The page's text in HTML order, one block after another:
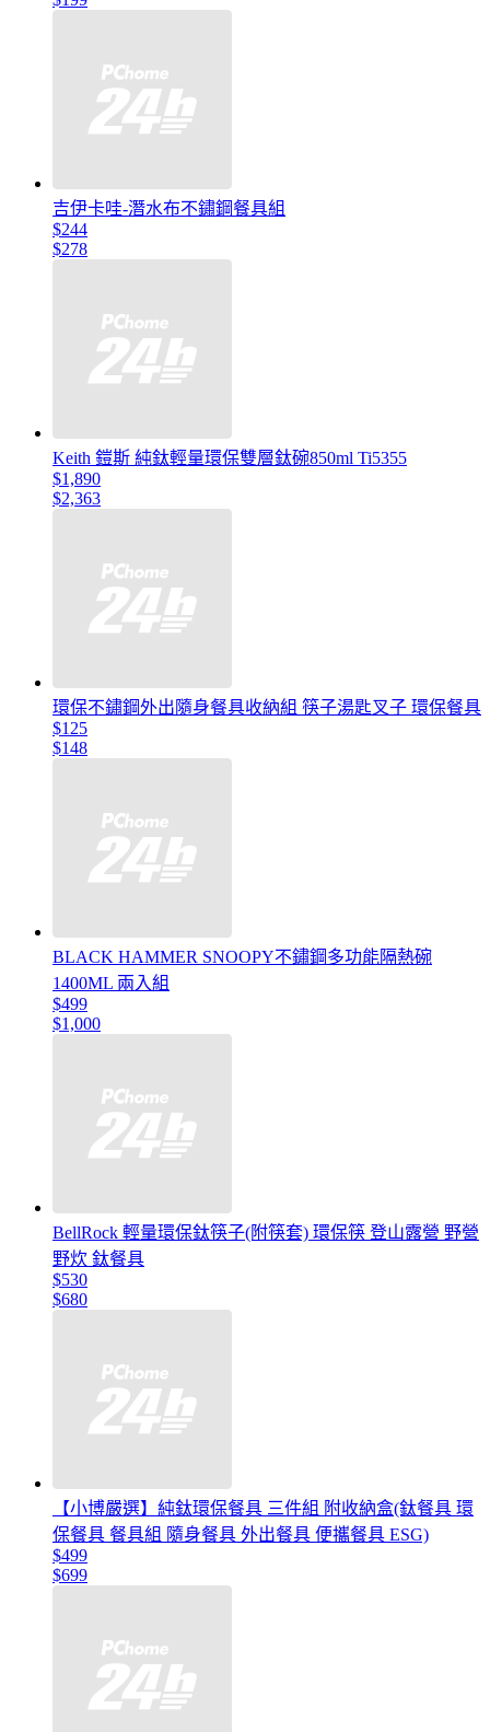
吉伊卡哇-潛水布不鏽鋼餐具組
$244
$278
Keith 鎧斯 純鈦輕量環保雙層鈦碗850ml Ti5355
$1,890
$2,363
環保不鏽鋼外出隨身餐具收納組 筷子湯匙叉子 環保餐具
$125
$148
BLACK HAMMER SNOOPY不鏽鋼多功能隔熱碗
1400ML 兩入組
$499
$1,000
BellRock 輕量環保鈦筷子(附筷套) 環保筷 登山露營 野營
野炊 鈦餐具
$530
$680
【小博嚴選】純鈦環保餐具 三件組 附收納盒(鈦餐具 環
保餐具 餐具組 隨身餐具 外出餐具 便攜餐具 ESG)
$499
$699